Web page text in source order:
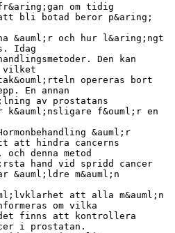
om tidig
att bli botad beror p&aring;
&auml;r och hur l&aring;ngt
Idag
Den kan
vilket
opereras bort
En annan
av prostatans
k&auml;nsligare f&ouml;r en
&auml;r
att hindra cancerns
denna metod
hand vid spridd cancer
&auml;ldre m&auml;n
att alla m&auml;n
om vilka
finns att kontrollera
i prostatan.